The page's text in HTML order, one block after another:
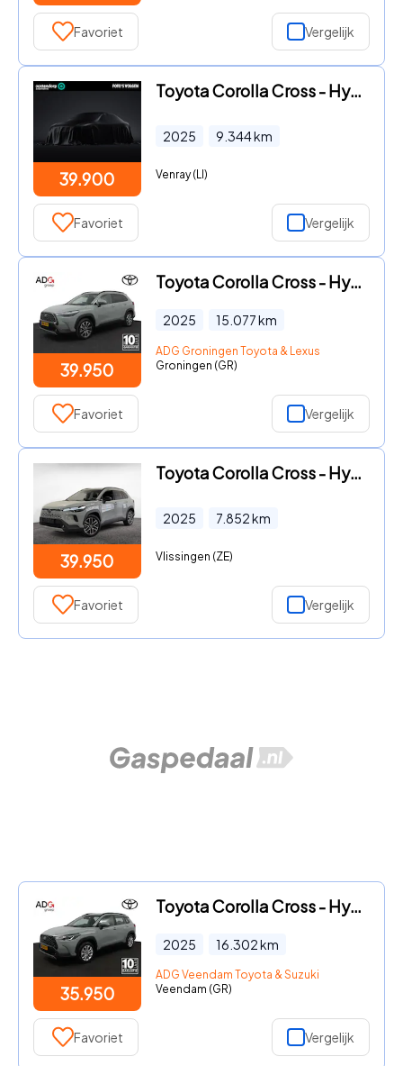
Favoriet Vergelijk
39.900
Toyota Corolla Cross - Hybrid 200 Style
2025 9.344km
Venray (LI)
Favoriet Vergelijk
39.950
Toyota Corolla Cross - Hybrid 200 Style | Leder - stof bekleding | Trekhaak | Stoel
2025 15.077km
ADG Groningen Toyota & Lexus
Groningen (GR)
Favoriet Vergelijk
39.950
Toyota Corolla Cross - Hybrid 140 Dynamic| Adapt. Cruise| Stoel/Stuur verw.| Cam
2025 7.852km
Vlissingen (ZE)
Favoriet Vergelijk
35.950
Toyota Corolla Cross - Hybrid 140 Active | Trekhaak | Apple Carplay / Android Auto
2025 16.302km
ADG Veendam Toyota & Suzuki
Veendam (GR)
Favoriet Vergelijk